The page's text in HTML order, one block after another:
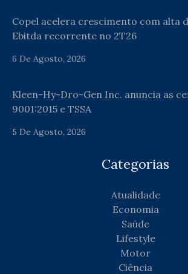
Copel acelera crescimento com alta
Ebitda recorrente no 2T26
6 De Agosto, 2026
Kleen-Hy-Dro-Gen Inc. anuncia as
9001:2015 e TSSA
5 De Agosto, 2026
Categorias
Atualidade
Economia
Saúde
Lifestyle
Motor
Ciência